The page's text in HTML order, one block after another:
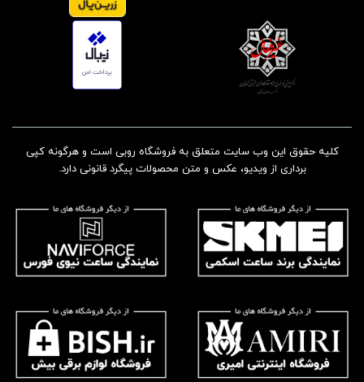
کلیه حقوق این وب سایت متعلق به فروشگاه روبی است و هرگونه کپی
برداری از ویدیو، عکس و متن محصولات پیگرد قانونی دارد.